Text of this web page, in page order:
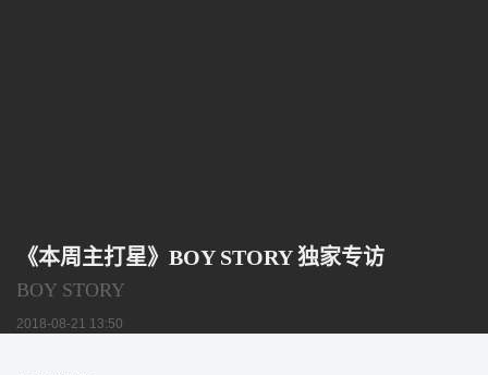
《本周主打星》BOY STORY 独家专访
BOY STORY
2018-08-21 13:50